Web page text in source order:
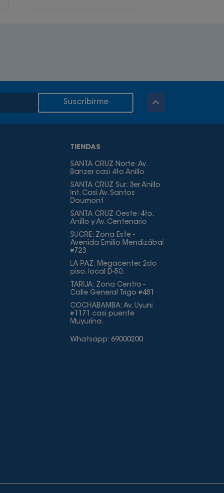
Suscribirme
TIENDAS
SANTA CRUZ Norte: Av.
Banzer casi 4to Anillo
SANTA CRUZ Sur: 3er Anillo
Int. Casi Av. Santos
Doumont
SANTA CRUZ Oeste: 4to.
Anillo y Av. Centenario
SUCRE: Zona Este -
Avenida Emilio Mendizábal
#723
LA PAZ: Megacenter, 2do
piso, local D-50.
TARIJA: Zona Centro -
Calle General Trigo #481
COCHABAMBA: Av. Uyuni
#1171 casi puente
Muyurina.
Whatsapp: 69000200